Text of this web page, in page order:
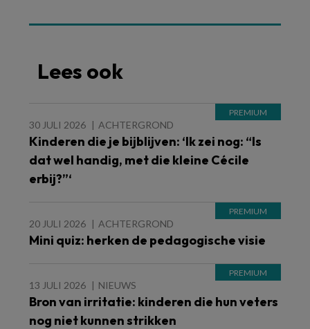
Lees ook
30 JULI 2026 ACHTERGROND
Kinderen die je bijblijven: ‘Ik zei nog: “Is
dat wel handig, met die kleine Cécile
erbij?”‘
20 JULI 2026 ACHTERGROND
Mini quiz: herken de pedagogische visie
13 JULI 2026 NIEUWS
Bron van irritatie: kinderen die hun veters
nog niet kunnen strikken